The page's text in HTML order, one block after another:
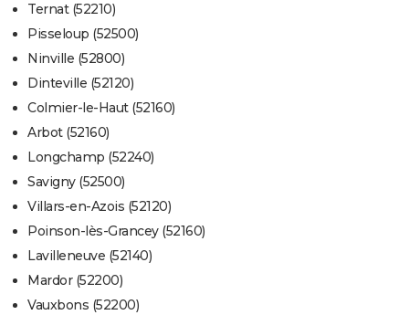
Ternat (52210)
Pisseloup (52500)
Ninville (52800)
Dinteville (52120)
Colmier-le-Haut (52160)
Arbot (52160)
Longchamp (52240)
Savigny (52500)
Villars-en-Azois (52120)
Poinson-lès-Grancey (52160)
Lavilleneuve (52140)
Mardor (52200)
Vauxbons (52200)